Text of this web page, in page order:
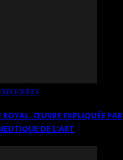
ROYAL. ŒUVRE EXPLIQUÉE PAR
DE L’ART